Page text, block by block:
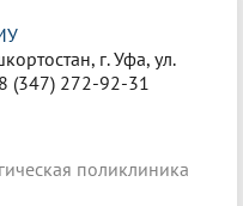
г. Уфа, ул.
(347) 272-92-31
поликлиника